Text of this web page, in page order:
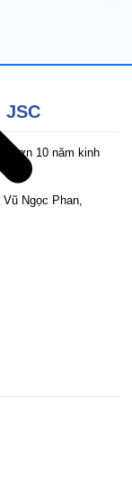
JSC
hơn 10 năm kinh
Ngọc Phan,